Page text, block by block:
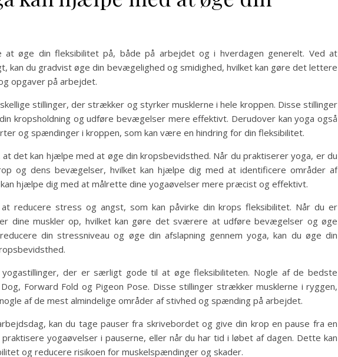
at øge din fleksibilitet på, både på arbejdet og i hverdagen generelt. Ved at
kan du gradvist øge din bevægelighed og smidighed, hvilket kan gøre det lettere
opgaver på arbejdet.
stillinger, der strækker og styrker musklerne i hele kroppen. Disse stillinger
kropsholdning og udføre bevægelser mere effektivt. Derudover kan yoga også
og spændinger i kroppen, som kan være en hindring for din fleksibilitet.
at det kan hjælpe med at øge din kropsbevidsthed. Når du praktiserer yoga, er du
og dens bevægelser, hvilket kan hjælpe dig med at identificere områder af
hjælpe dig med at målrette dine yogaøvelser mere præcist og effektivt.
reducere stress og angst, som kan påvirke din krops fleksibilitet. Når du er
dine muskler op, hvilket kan gøre det sværere at udføre bevægelser og øge
din stressniveau og øge din afslapning gennem yoga, kan du øge din
der er særligt gode til at øge fleksibiliteten. Nogle af de bedste
Forward Fold og Pigeon Pose. Disse stillinger strækker musklerne i ryggen,
af de mest almindelige områder af stivhed og spænding på arbejdet.
kan du tage pauser fra skrivebordet og give din krop en pause fra en
praktisere yogaøvelser i pauserne, eller når du har tid i løbet af dagen. Dette kan
og reducere risikoen for muskelspændinger og skader.